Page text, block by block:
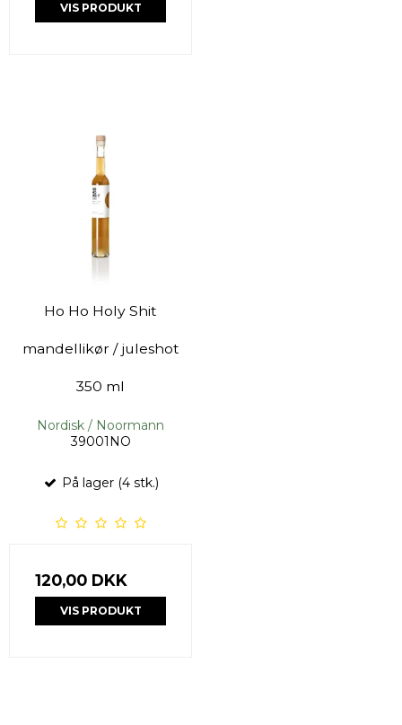
VIS PRODUKT
Ho Ho Holy Shit
mandellikør / juleshot
350 ml
Nordisk / Noormann
39001NO
På lager (4 stk.)
120,00 DKK
VIS PRODUKT